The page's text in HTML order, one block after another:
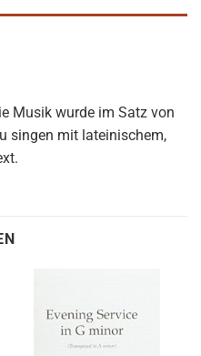
Musik wurde im Satz von
singen mit lateinischem,